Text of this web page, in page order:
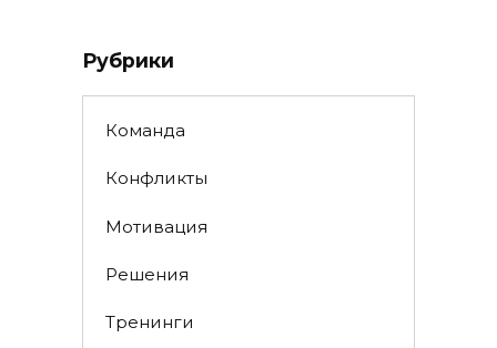
Рубрики
Команда
Конфликты
Мотивация
Решения
Тренинги